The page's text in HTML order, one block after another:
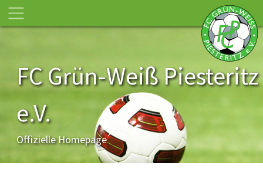
FC Grün-Weiß Piesteritz
e.V.
Offizielle Homepage